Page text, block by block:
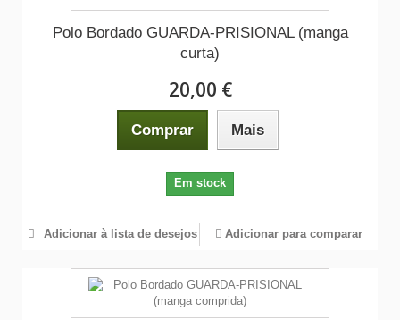
Polo Bordado GUARDA-PRISIONAL (manga
curta)
20,00 €
Comprar Mais
Em stock
Adicionar à lista de desejos Adicionar para comparar